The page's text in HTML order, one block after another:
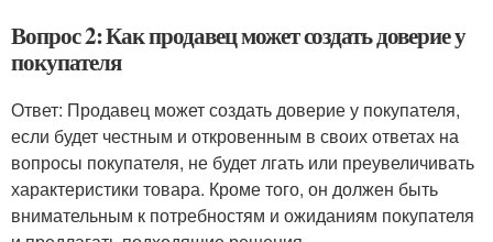
Вопрос 2: Как продавец может создать доверие у
покупателя
Ответ: Продавец может создать доверие у покупателя,
если будет честным и откровенным в своих ответах на
вопросы покупателя, не будет лгать или преувеличивать
характеристики товара. Кроме того, он должен быть
внимательным к потребностям и ожиданиям покупателя